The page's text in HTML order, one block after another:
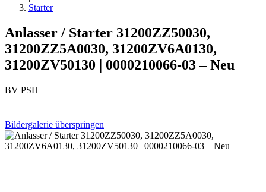
Starter
Anlasser / Starter 31200ZZ50030,
31200ZZ5A0030, 31200ZV6A0130,
31200ZV50130 | 0000210066-03 – Neu
BV PSH
Bildergalerie überspringen